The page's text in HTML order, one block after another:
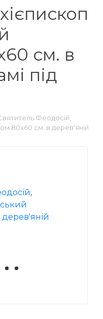
см. в
під
Феодосій,
80x60 см. в дерев'яній